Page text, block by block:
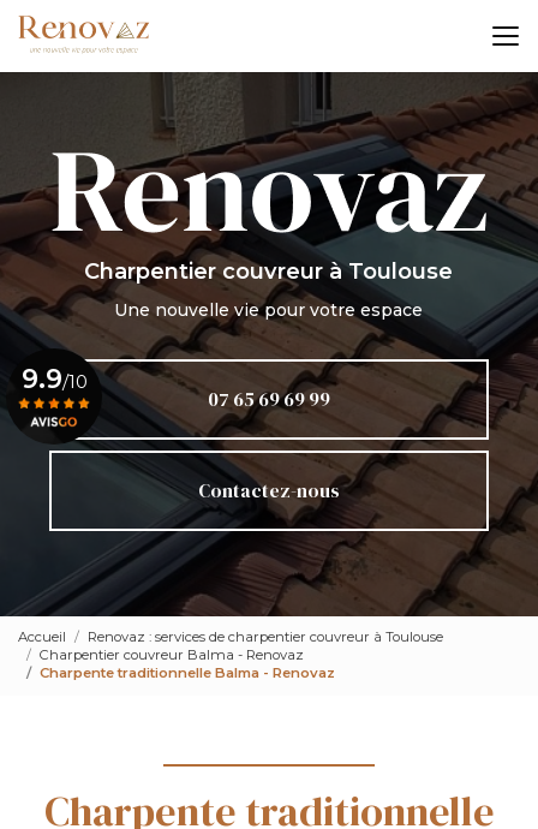
Aller
au
contenu
principal
Charpentier couvreur à Toulouse
Une nouvelle vie pour votre espace
07 65 69 69 99
Contactez-nous
9.9/10
Voir le certificat
Accueil
Renovaz : services de charpentier couvreur à Toulouse
Charpentier couvreur Balma - Renovaz
Charpente traditionnelle Balma - Renovaz
Charpente traditionnelle